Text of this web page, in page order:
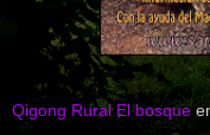
Qigong Rural El bosque